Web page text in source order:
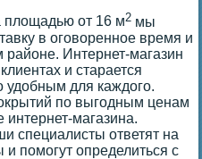
площадью от 16 м2 мы
в оговоренное время и
Интернет-магазин
и старается
удобным для каждого.
по выгодным ценам
интернет-магазина.
специалисты ответят на
помогут определиться с